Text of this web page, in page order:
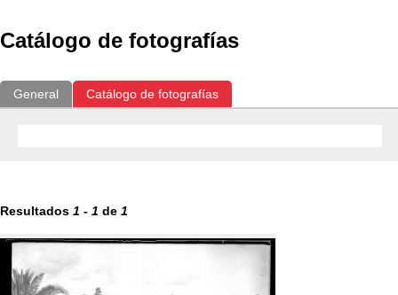
Catálogo de fotografías
General Catálogo de fotografías
Resultados 1 - 1 de 1